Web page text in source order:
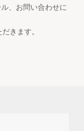
、お問い合わせに
きます。